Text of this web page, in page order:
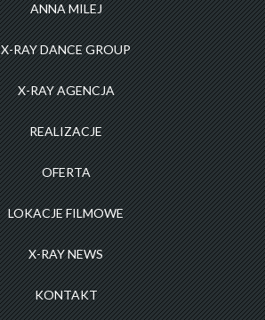
ANNA MILEJ
X-RAY DANCE GROUP
X-RAY AGENCJA
REALIZACJE
OFERTA
LOKACJE FILMOWE
X-RAY NEWS
KONTAKT